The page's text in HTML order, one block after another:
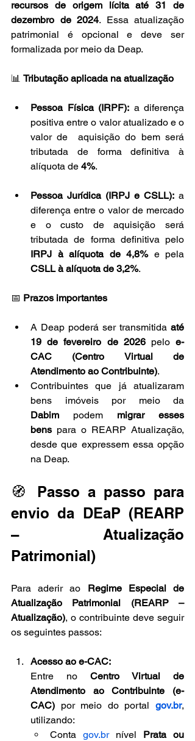
recursos de origem lícita até 31 de
dezembro de 2024. Essa atualização
patrimonial é opcional e deve ser
formalizada por meio da Deap.
📊 Tributação aplicada na atualização
Pessoa Física (IRPF): a diferença
positiva entre o valor atualizado e o
valor de  aquisição do bem será
tributada de forma definitiva à
alíquota de 4%.
Pessoa Jurídica (IRPJ e CSLL): a
diferença entre o valor de mercado
e o custo de aquisição será
IRPJ à alíquota de 4,8%
CSLL à alíquota de 3,2%.
📅 Prazos importantes
A Deap poderá ser transmitida até
19 de fevereiro de 2026 pelo e-
CAC (Centro Virtual de
Atendimento ao Contribuinte).
Contribuintes que já atualizaram
Dabim podem migrar esses
bens para o REARP Atualização,
desde que expressem essa opção
na Deap.
🧭 Passo a passo para
envio da DEaP (REARP
– Atualização
Patrimonial)
Para aderir ao Regime Especial de
Atualização Patrimonial (REARP –
Atualização), o contribuinte deve seguir
os seguintes passos:
Acesso ao e-CAC:
Entre no Centro Virtual de
Atendimento ao Contribuinte (e-
CAC) por meio do portal gov.br,
utilizando:
Conta gov.br nível Prata ou